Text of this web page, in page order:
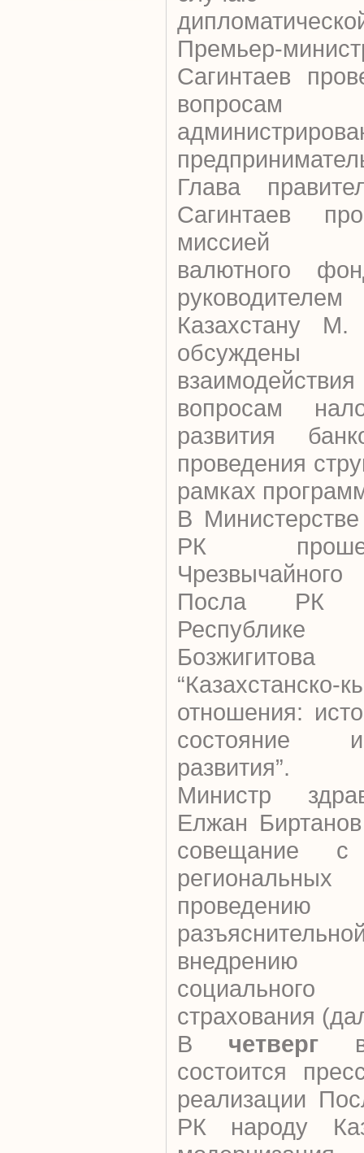
Премьер-
Сагинтаев
вопросам
Глава
Сагинтаев
миссией
валютного
Казахстану
обсуждены
вопросам
развития
проведения
рамках
В
РК
Посла РК
“Казахстанско-
отношения:
состояние
развития”.
Министр
Елжан
совещание с
проведению
внедрению
страхования
В четверг в
состоится
реализации
РК народу